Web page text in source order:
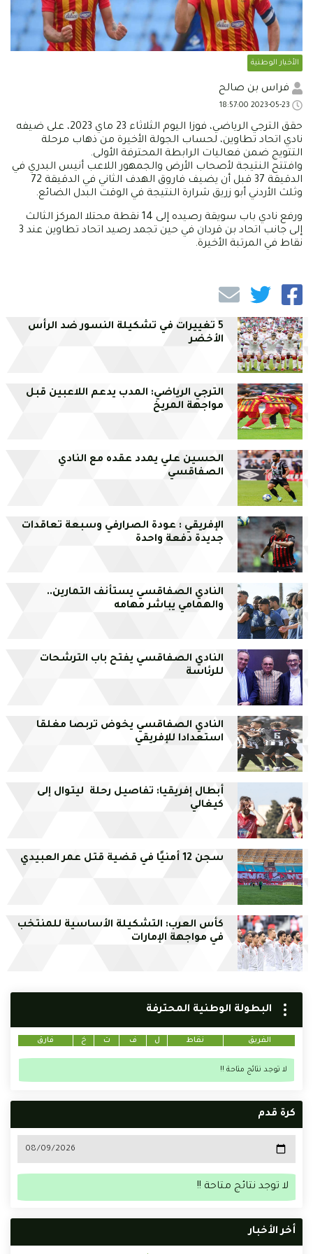
الأخبار الوطنية
فراس بن صالح
حقق الترجي الرياضي، فوزا اليوم الثلاثاء 23 ماي 2023، على ضيفه
نادي اتحاد تطاوين، لحساب الجولة الأخيرة من ذهاب مرحلة
التتويج ضمن فعاليات الرابطة المحترفة الأولى.
وافتتح النتيجة لأصحاب الأرض والجمهور اللاعب أنيس البدري في
الدقيقة 37 قبل أن يضيف فاروق الهدف الثاني في الدقيقة 72
وثلث الأردني أبو زريق شرارة النتيجة في الوقت البدل الضائع.
ورفع نادي باب سويقة رصيده إلى 14 نقطة محتلا المركز الثالث
إلى جانب اتحاد بن قردان في حين تجمد رصيد اتحاد تطاوين عند 3
نقاط في المرتبة الأخيرة.
5 تغييرات في تشكيلة النسور ضد الرأس
الأخضر
الترجي الرياضي: المدب يدعم اللاعبين قبل
مواجهة المريخ
الحسين علي يمدد عقده مع النادي
الصفاقسي
الإفريقي : عودة الصرارفي وسبعة تعاقدات
جديدة دفعة واحدة
النادي الصفاقسي يستأنف التمارين..
والهمامي يباشر مهامه
النادي الصفاقسي يفتح باب الترشحات
للرئاسة
النادي الصفاقسي يخوض تربصا مغلقا
استعدادا للإفريقي
أبطال إفريقيا: تفاصيل رحلة ليتوال إلى
كيغالي
سجن 12 أمنيًا في قضية قتل عمر العبيدي
كأس العرب: التشكيلة الأساسية للمنتخب
في مواجهة الإمارات
البطولة الوطنية المحترفة
الفريق نقاط ل ف ت خ فارق
لا توجد نتائج متاحة !!
كرة قدم
لا توجد نتائج متاحة !!
أخر الأخبار